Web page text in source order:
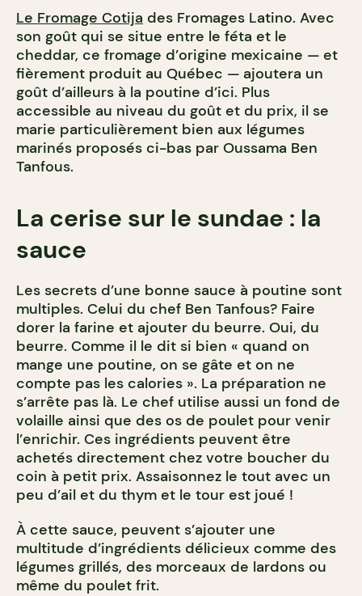
Le Fromage Cotija des Fromages Latino. Avec
son goût qui se situe entre le féta et le
cheddar, ce fromage d’origine mexicaine — et
fièrement produit au Québec — ajoutera un
goût d’ailleurs à la poutine d’ici. Plus
accessible au niveau du goût et du prix, il se
marie particulièrement bien aux légumes
marinés proposés ci-bas par Oussama Ben
Tanfous.
La cerise sur le sundae : la
sauce
Les secrets d’une bonne sauce à poutine sont
multiples. Celui du chef Ben Tanfous? Faire
dorer la farine et ajouter du beurre. Oui, du
beurre. Comme il le dit si bien « quand on
mange une poutine, on se gâte et on ne
compte pas les calories ». La préparation ne
s’arrête pas là. Le chef utilise aussi un fond de
volaille ainsi que des os de poulet pour venir
l’enrichir. Ces ingrédients peuvent être
achetés directement chez votre boucher du
coin à petit prix. Assaisonnez le tout avec un
peu d’ail et du thym et le tour est joué !
À cette sauce, peuvent s’ajouter une
multitude d’ingrédients délicieux comme des
légumes grillés, des morceaux de lardons ou
même du poulet frit.